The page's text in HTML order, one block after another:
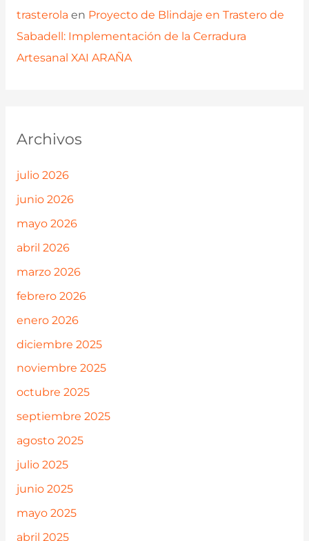
trasterola en Proyecto de Blindaje en Trastero de
Sabadell: Implementación de la Cerradura
Artesanal XAI ARAÑA
Archivos
julio 2026
junio 2026
mayo 2026
abril 2026
marzo 2026
febrero 2026
enero 2026
diciembre 2025
noviembre 2025
octubre 2025
septiembre 2025
agosto 2025
julio 2025
junio 2025
mayo 2025
abril 2025